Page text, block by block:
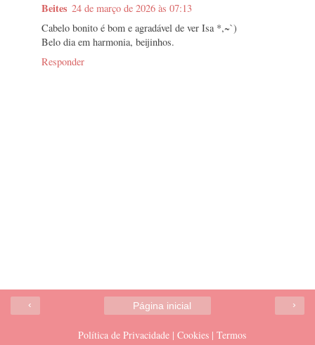
Beites 24 de março de 2026 às 07:13
Cabelo bonito é bom e agradável de ver Isa *,~`)
Belo dia em harmonia, beijinhos.
Responder
‹ ›
Página inicial
Política de Privacidade | Cookies | Termos